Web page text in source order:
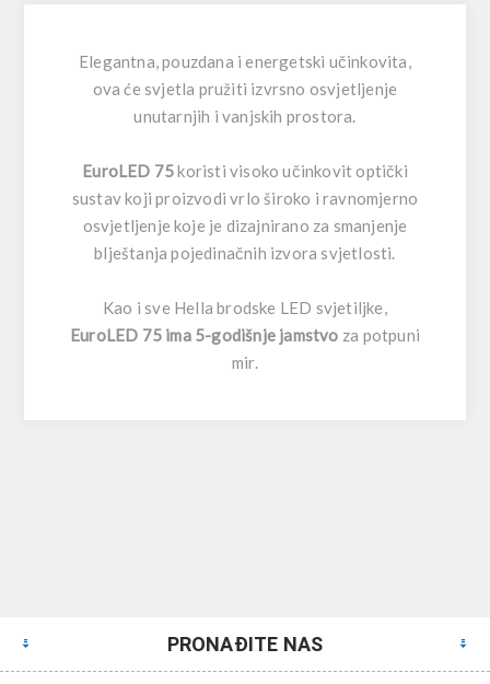
Elegantna, pouzdana i energetski učinkovita,
ova će svjetla pružiti izvrsno osvjetljenje
unutarnjih i vanjskih prostora.
EuroLED 75koristi visoko učinkovit optički
sustav koji proizvodi vrlo široko i ravnomjerno
osvjetljenje koje je dizajnirano za smanjenje
blještanja pojedinačnih izvora svjetlosti.
Kao i sve Hella brodske LED svjetiljke,
EuroLED 75 ima 5-godišnje jamstvo za potpuni
mir.
PRONAĐITE NAS